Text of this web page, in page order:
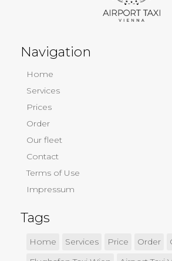
Navigation
Home
Services
Prices
Order
Our fleet
Contact
Terms of Use
Impressum
Tags
Home Services Price Order